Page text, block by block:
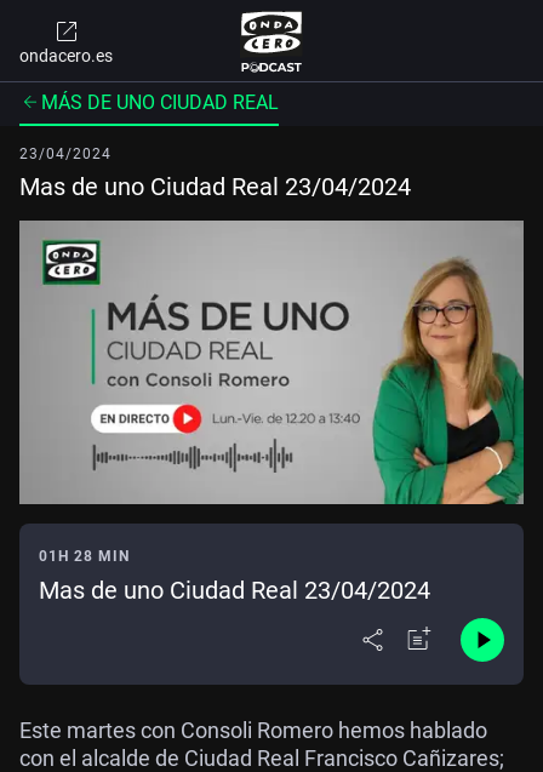
ondacero.es
MÁS DE UNO CIUDAD REAL
23/04/2024
Mas de uno Ciudad Real 23/04/2024
01H 28 MIN
Mas de uno Ciudad Real 23/04/2024
Este martes con Consoli Romero hemos hablado
con el alcalde de Ciudad Real Francisco Cañizares;